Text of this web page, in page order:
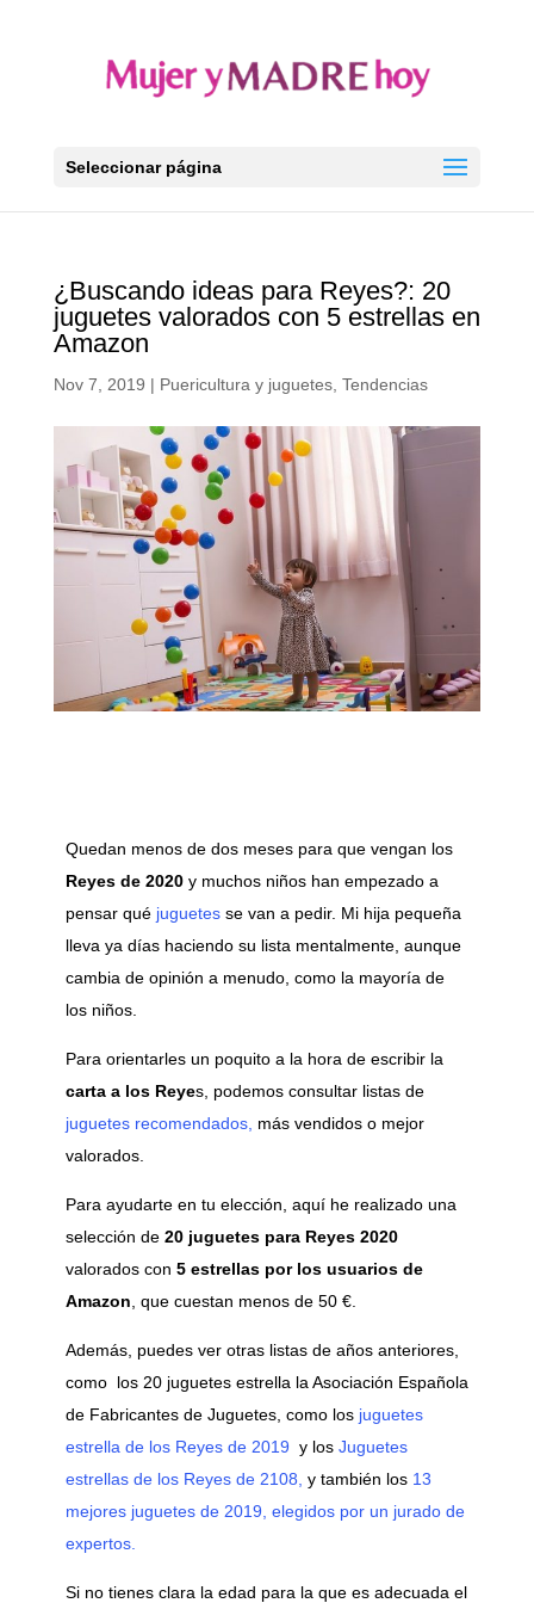
Seleccionar página
¿Buscando ideas para Reyes?: 20
juguetes valorados con 5 estrellas en
Amazon
Nov 7, 2019 | Puericultura y juguetes, Tendencias
Quedan menos de dos meses para que vengan los
Reyes de 2020y muchos niños han empezado a
pensar qué juguetesse van a pedir. Mi hija pequeña
lleva ya días haciendo su lista mentalmente, aunque
cambia de opinión a menudo, como la mayoría de
los niños.
Para orientarles un poquito a la hora de escribir la
carta a los Reyes, podemos consultar listas de
juguetes recomendados, más vendidos o mejor
valorados.
Para ayudarte en tu elección, aquí he realizado una
selección de 20 juguetes para Reyes 2020
valorados con 5 estrellas por los usuarios de
Amazon , que cuestan menos de 50 €.
Además, puedes ver otras listas de años anteriores,
como los 20 juguetes estrella la Asociación Española
de Fabricantes de Juguetes, como los juguetes
estrella de los Reyes de 2019 y los Juguetes
estrellas de los Reyes de 2108, y también los 13
mejores juguetes de 2019, elegidos por un jurado de
expertos.
Si no tienes clara la edad para la que es adecuada el